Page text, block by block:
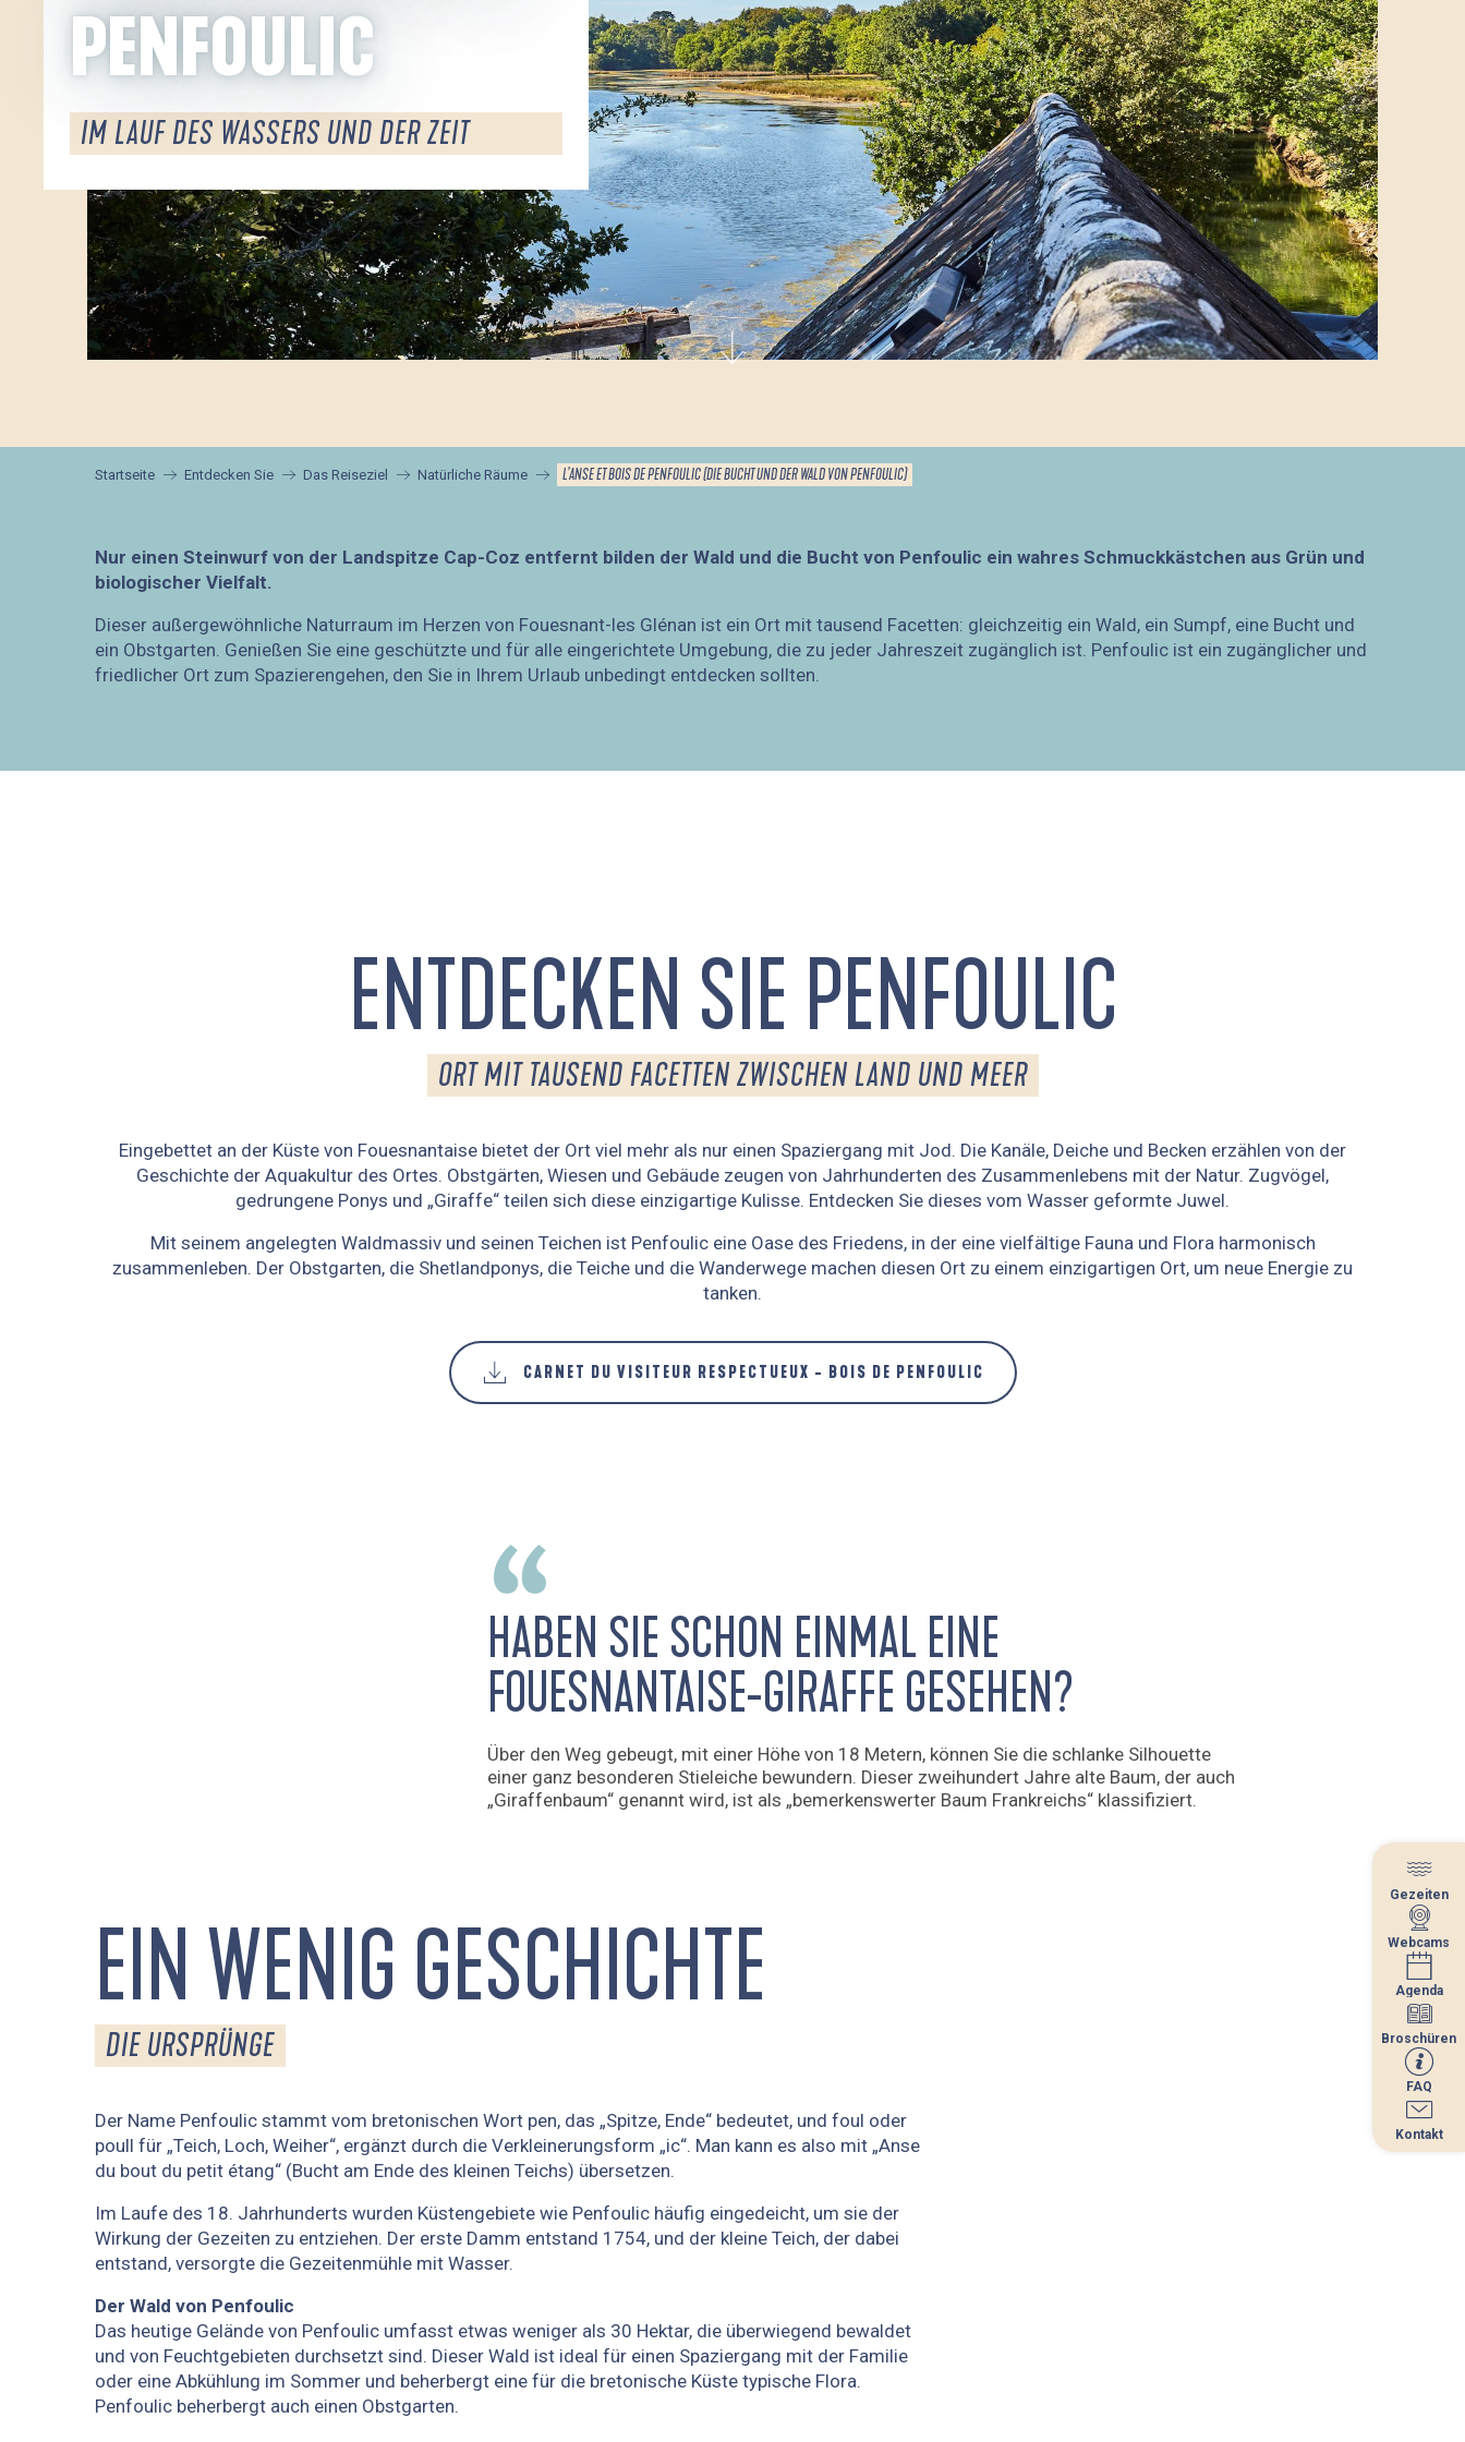
Gezeiten
Webcams
Agenda
Broschüren
FAQ
Kontakt
Kontakt
PENFOULIC
IM LAUF DES WASSERS UND DER ZEIT
Startseite Entdecken Sie Das Reiseziel Natürliche Räume L’ANSE ET BOIS DE PENFOULIC (DIE BUCHT UND DER WALD VON PENFOULIC)
Nur einen Steinwurf von der Landspitze Cap-Coz entfernt bilden der Wald und die Bucht von Penfoulic ein wahres Schmuckkästchen aus Grün und
biologischer Vielfalt.
Dieser außergewöhnliche Naturraum im Herzen von Fouesnant-les Glénan ist ein Ort mit tausend Facetten: gleichzeitig ein Wald, ein Sumpf, eine Bucht und
ein Obstgarten. Genießen Sie eine geschützte und für alle eingerichtete Umgebung, die zu jeder Jahreszeit zugänglich ist. Penfoulic ist ein zugänglicher und
friedlicher Ort zum Spazierengehen, den Sie in Ihrem Urlaub unbedingt entdecken sollten.
ENTDECKEN SIE PENFOULIC
ORT MIT TAUSEND FACETTEN ZWISCHEN LAND UND MEER
Eingebettet an der Küste von Fouesnantaise bietet der Ort viel mehr als nur einen Spaziergang mit Jod. Die Kanäle, Deiche und Becken erzählen von der
Geschichte der Aquakultur des Ortes. Obstgärten, Wiesen und Gebäude zeugen von Jahrhunderten des Zusammenlebens mit der Natur. Zugvögel,
gedrungene Ponys und „Giraffe“ teilen sich diese einzigartige Kulisse. Entdecken Sie dieses vom Wasser geformte Juwel.
Mit seinem angelegten Waldmassiv und seinen Teichen ist Penfoulic eine Oase des Friedens, in der eine vielfältige Fauna und Flora harmonisch
zusammenleben. Der Obstgarten, die Shetlandponys, die Teiche und die Wanderwege machen diesen Ort zu einem einzigartigen Ort, um neue Energie zu
tanken.
CARNET DU VISITEUR RESPECTUEUX - BOIS DE PENFOULIC
HABEN SIE SCHON EINMAL EINE
FOUESNANTAISE-GIRAFFE GESEHEN?
Über den Weg gebeugt, mit einer Höhe von 18 Metern, können Sie die schlanke Silhouette
einer ganz besonderen Stieleiche bewundern. Dieser zweihundert Jahre alte Baum, der auch
„Giraffenbaum“ genannt wird, ist als „bemerkenswerter Baum Frankreichs“ klassifiziert.
EIN WENIG GESCHICHTE
DIE URSPRÜNGE
Der Name Penfoulic stammt vom bretonischen Wort pen, das „Spitze, Ende“ bedeutet, und foul oder
poull für „Teich, Loch, Weiher“, ergänzt durch die Verkleinerungsform „ic“. Man kann es also mit „Anse
du bout du petit étang“ (Bucht am Ende des kleinen Teichs) übersetzen.
Im Laufe des 18. Jahrhunderts wurden Küstengebiete wie Penfoulic häufig eingedeicht, um sie der
Wirkung der Gezeiten zu entziehen. Der erste Damm entstand 1754, und der kleine Teich, der dabei
entstand, versorgte die Gezeitenmühle mit Wasser.
Der Wald von Penfoulic
Das heutige Gelände von Penfoulic umfasst etwas weniger als 30 Hektar, die überwiegend bewaldet
und von Feuchtgebieten durchsetzt sind. Dieser Wald ist ideal für einen Spaziergang mit der Familie
oder eine Abkühlung im Sommer und beherbergt eine für die bretonische Küste typische Flora.
Penfoulic beherbergt auch einen Obstgarten.